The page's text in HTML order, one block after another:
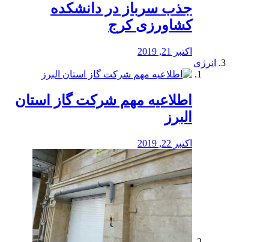
جذب سرباز در دانشکده
کشاورزی کرج
اکتبر 21, 2019
انرژی
️اطلاعیه مهم شرکت گاز استان
البرز
اکتبر 22, 2019